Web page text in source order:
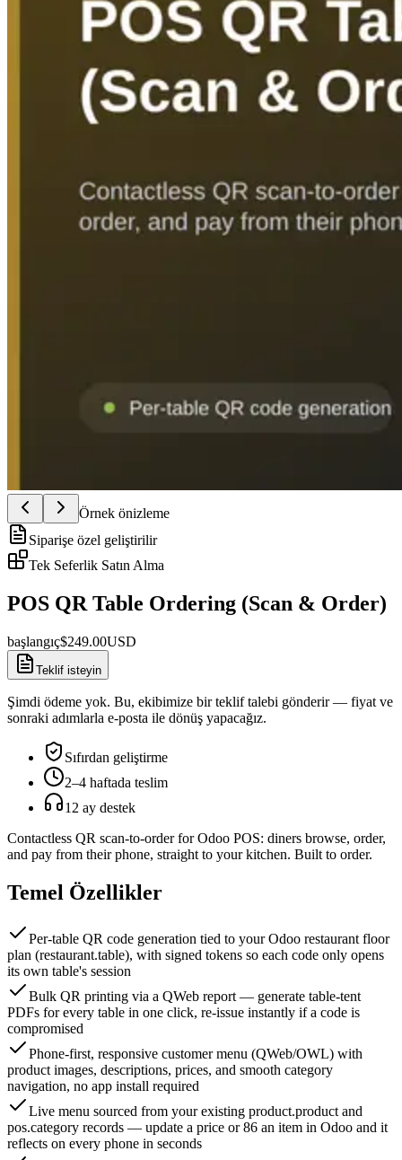
Örnek önizleme
Siparişe özel geliştirilir
Tek Seferlik Satın Alma
POS QR Table Ordering (Scan & Order)
başlangıç$249.00USD
Teklif isteyin
Şimdi ödeme yok. Bu, ekibimize bir teklif talebi gönderir — fiyat ve
sonraki adımlarla e-posta ile dönüş yapacağız.
Sıfırdan geliştirme
2–4 haftada teslim
12 ay destek
Contactless QR scan-to-order for Odoo POS: diners browse, order,
and pay from their phone, straight to your kitchen. Built to order.
Temel Özellikler
Per-table QR code generation tied to your Odoo restaurant floor
plan (restaurant.table), with signed tokens so each code only opens
its own table's session
Bulk QR printing via a QWeb report — generate table-tent
PDFs for every table in one click, re-issue instantly if a code is
compromised
Phone-first, responsive customer menu (QWeb/OWL) with
product images, descriptions, prices, and smooth category
navigation, no app install required
Live menu sourced from your existing product.product and
pos.category records — update a price or 86 an item in Odoo and it
reflects on every phone in seconds